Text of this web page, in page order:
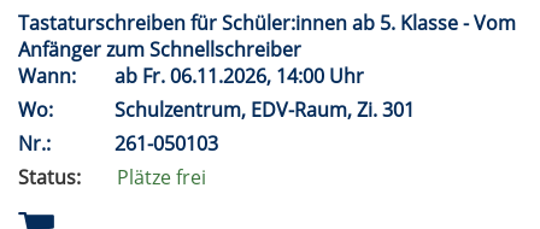
Tastaturschreiben für Schüler:innen ab 5. Klasse - Vom
Anfänger zum Schnellschreiber
Wann:
ab Fr.06.11.2026, 14:00 Uhr
Wo:
Schulzentrum, EDV-Raum, Zi. 301
Nr.:
261-050103
Status:
Plätze frei